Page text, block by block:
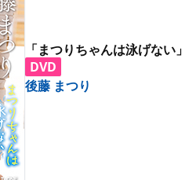
「まつりちゃんは泳げない」
DVD
後藤 まつり